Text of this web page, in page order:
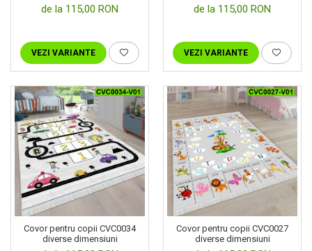
de la 115,00 RON
VEZI VARIANTE
de la 115,00 RON
VEZI VARIANTE
Covor pentru copii CVC0034
diverse dimensiuni
Covor pentru copii CVC0027
diverse dimensiuni